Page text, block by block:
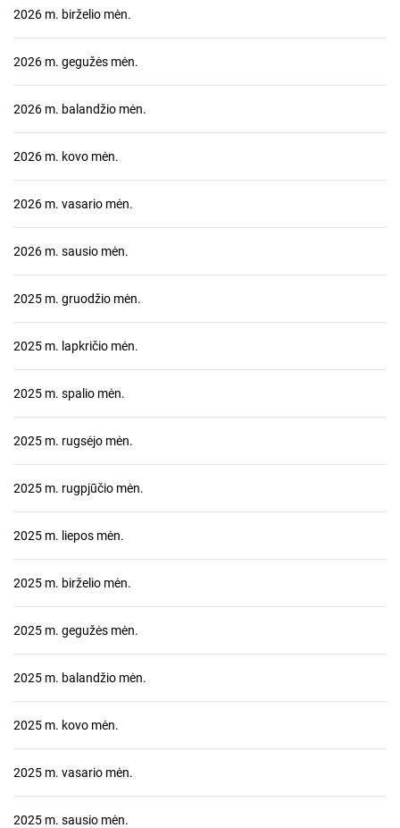
2026 m. birželio mėn.
2026 m. gegužės mėn.
2026 m. balandžio mėn.
2026 m. kovo mėn.
2026 m. vasario mėn.
2026 m. sausio mėn.
2025 m. gruodžio mėn.
2025 m. lapkričio mėn.
2025 m. spalio mėn.
2025 m. rugsėjo mėn.
2025 m. rugpjūčio mėn.
2025 m. liepos mėn.
2025 m. birželio mėn.
2025 m. gegužės mėn.
2025 m. balandžio mėn.
2025 m. kovo mėn.
2025 m. vasario mėn.
2025 m. sausio mėn.